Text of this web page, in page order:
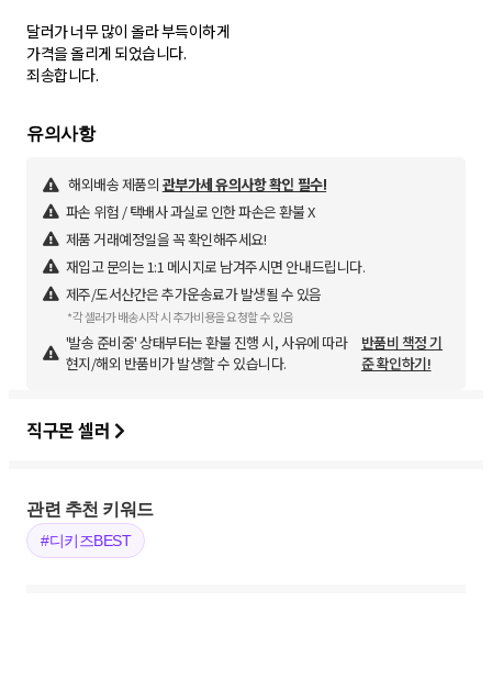
달러가 너무 많이 올라 부득이하게
가격을 올리게 되었습니다.
죄송합니다.
유의사항
해외배송 제품의 관부가세 유의사항 확인 필수!
파손 위험 / 택배사 과실로 인한 파손은 환불 X
제품 거래예정일을 꼭 확인해주세요!
재입고 문의는 1:1 메시지로 남겨주시면 안내드립니다.
제주/도서산간은 추가운송료가 발생될 수 있음
*각 셀러가 배송시작 시 추가비용을 요청할 수 있음
'발송 준비중' 상태부터는 환불 진행 시, 사유에 따라
현지/해외 반품비가 발생할 수 있습니다.
반품비 책정 기
준 확인하기!
직구몬 셀러
관련 추천 키워드
#디키즈BEST